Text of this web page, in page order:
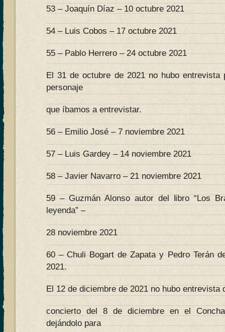
53 – Joaquín Díaz – 10 octubre 2021
54 – Luis Cobos – 17 octubre 2021
55 – Pablo Herrero – 24 octubre 2021
El 31 de octubre de 2021 no hubo entrevista
personaje
que íbamos a entrevistar.
56 – Emilio José – 7 noviembre 2021
57 – Luis Gardey – 14 noviembre 2021
58 – Javier Navarro – 21 noviembre 2021
59 – Guzmán Alonso autor del libro “Los
leyenda” –
28 noviembre 2021
60 – Chuli Bogart de Zapata y Pedro Terán
2021.
El 12 de diciembre de 2021 no hubo entrevista
concierto del 8 de diciembre en el
dejándolo para